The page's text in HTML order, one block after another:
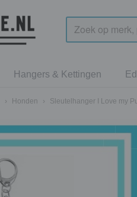
Hangers & Kettingen
› Honden › Sleutelhanger I Love my